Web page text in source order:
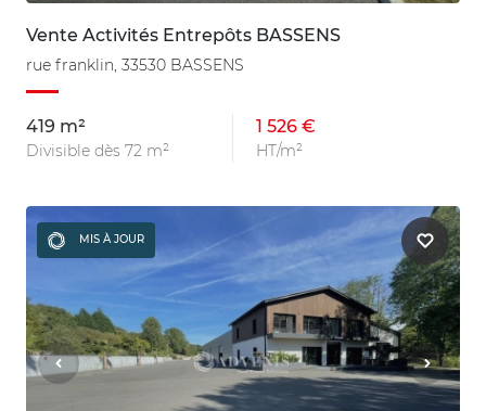
Vente Activités Entrepôts BASSENS
rue franklin, 33530 BASSENS
419 m²
Divisible dès 72 m²
1 526 €
HT/m²
MIS À JOUR